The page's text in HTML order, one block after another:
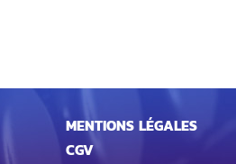
MENTIONS LÉGALES
CGV